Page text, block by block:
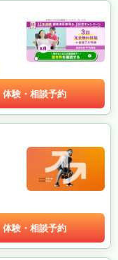
体験・相談予約
体験・相談予約